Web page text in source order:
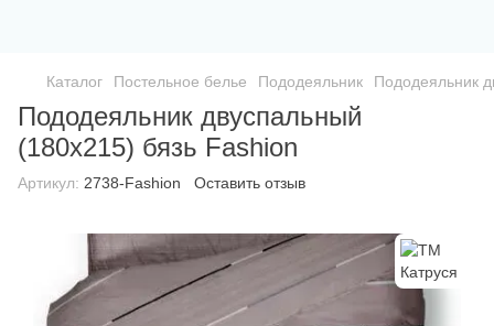
Каталог Постельное белье Пододеяльник Пододеяльник
Пододеяльник двуспальный
(180х215) бязь Fashion
Артикул: 2738-Fashion Оставить отзыв